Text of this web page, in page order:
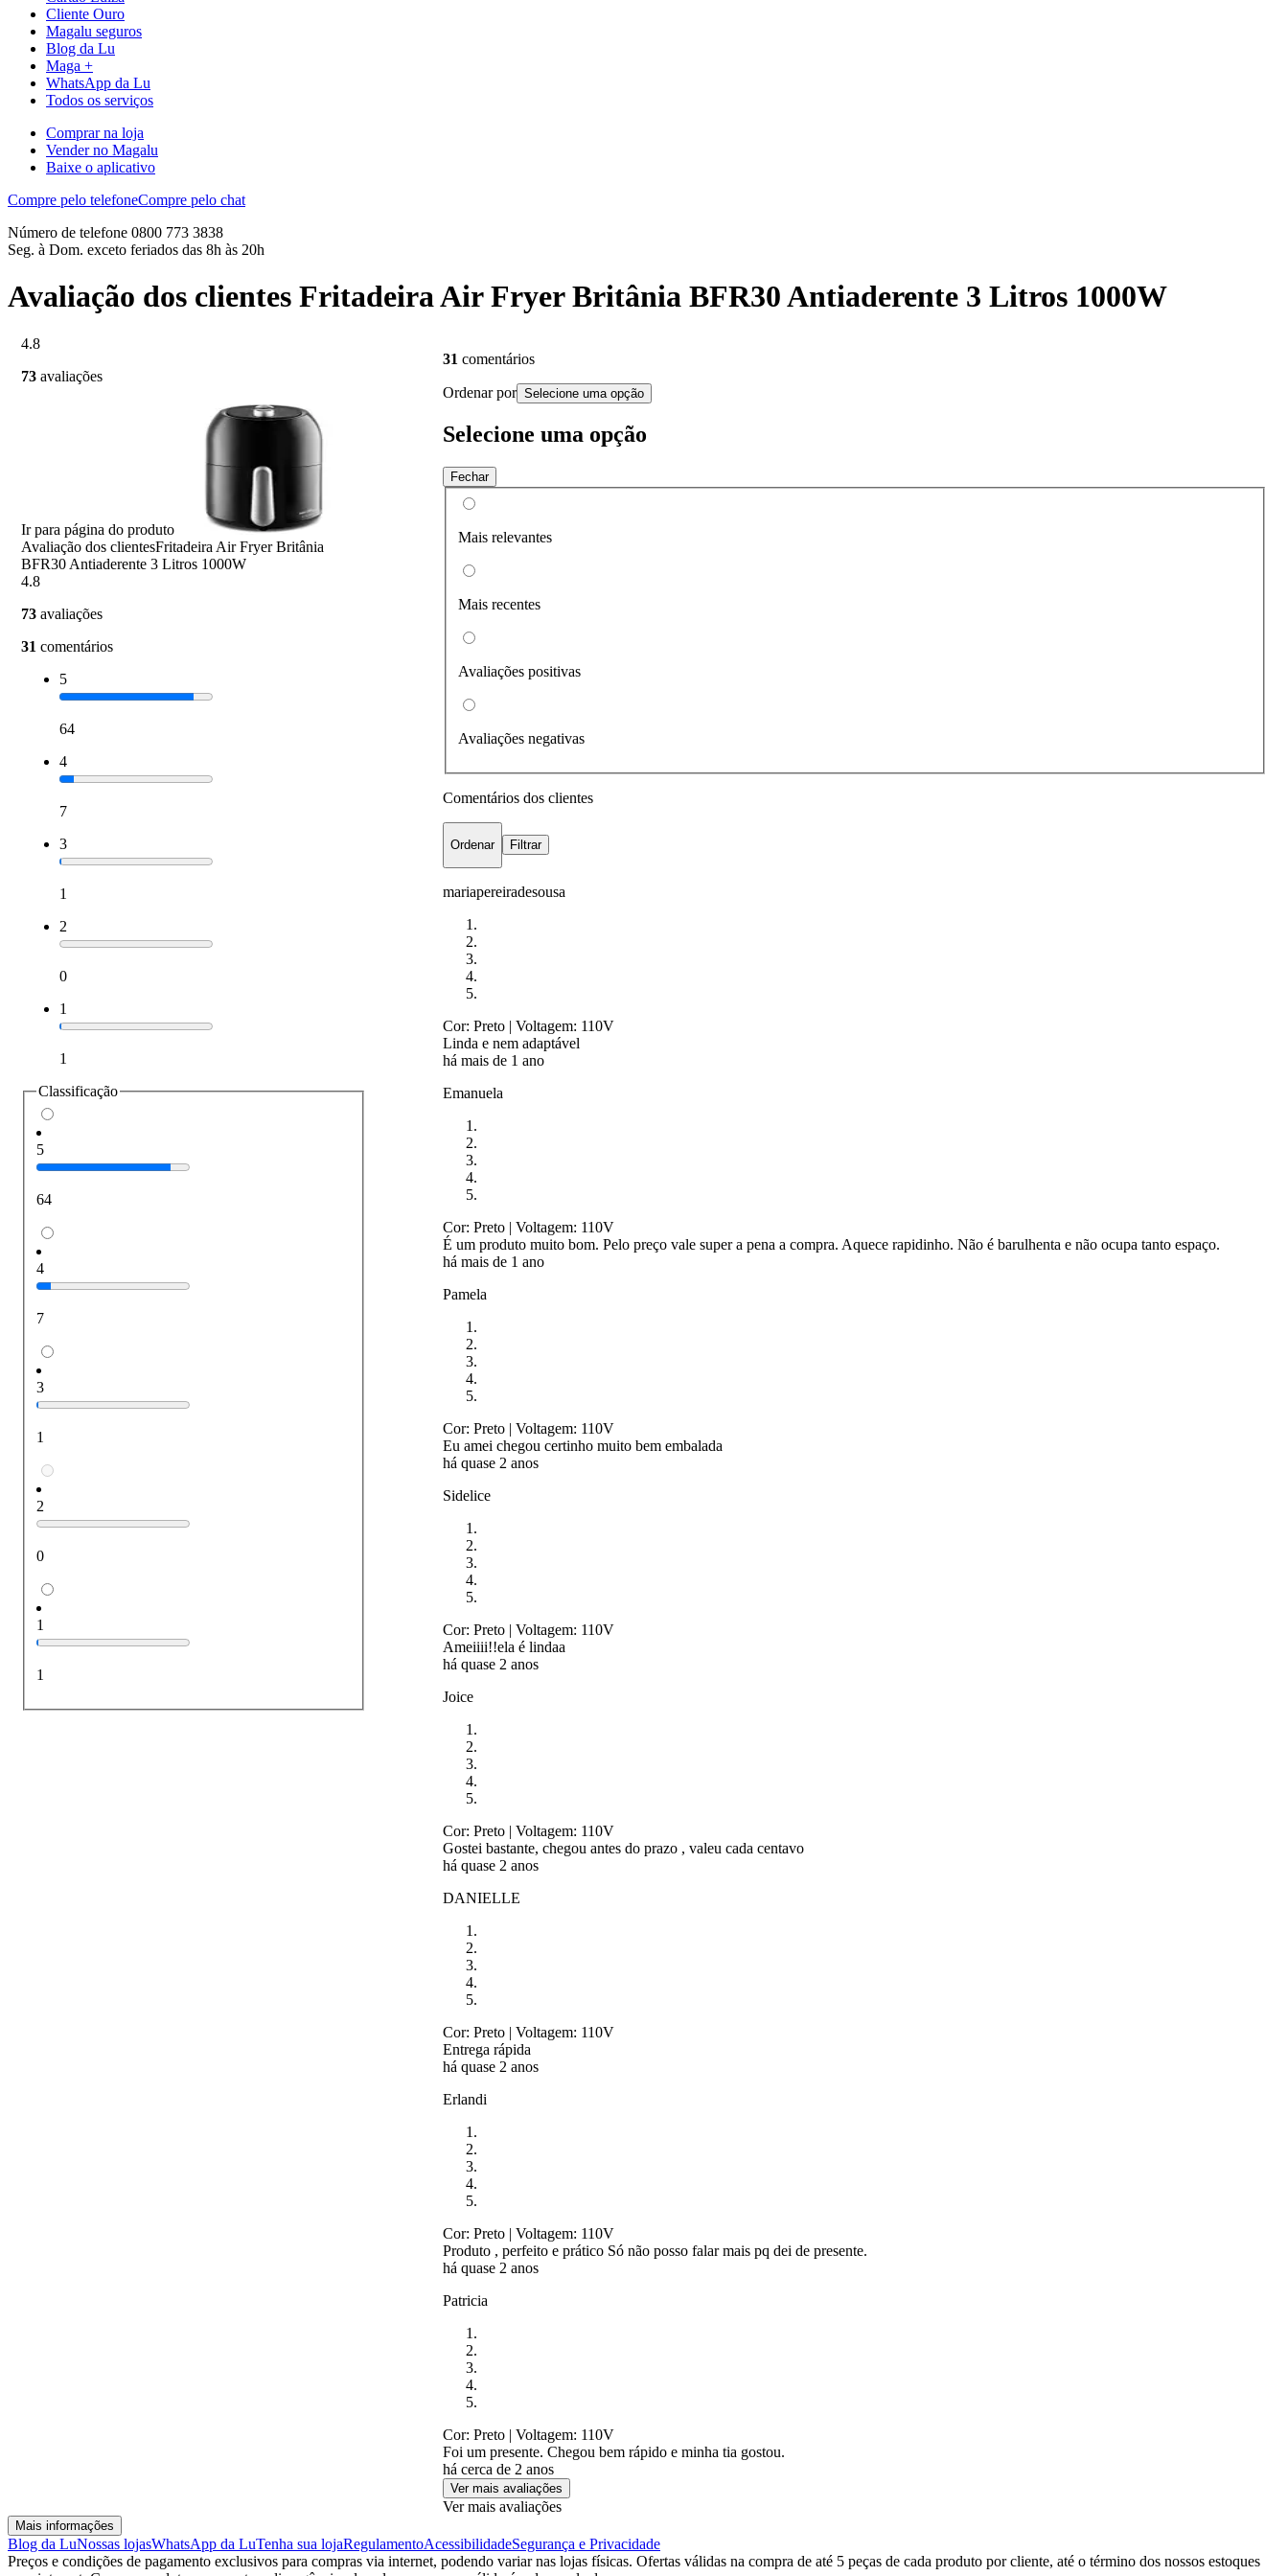
Cliente Ouro
Magalu seguros
Blog da Lu
Maga +
WhatsApp da Lu
Todos os serviços
Comprar na loja
Vender no Magalu
Baixe o aplicativo
Compre pelo telefoneCompre pelo chat
Número de telefone 0800 773 3838
Seg. à Dom. exceto feriados das 8h às 20h
Avaliação dos clientes Fritadeira Air Fryer Britânia BFR30 Antiaderente 3 Litros 1000W
4.8
73 avaliações
Ir para página do produto
Avaliação dos clientesFritadeira Air Fryer Britânia
BFR30 Antiaderente 3 Litros 1000W
4.8
73 avaliações
31 comentários
5
64
4
7
3
1
2
0
1
1
Classificação
5
64
4
7
3
1
2
0
1
1
31 comentários
Ordenar por Selecione uma opção
Selecione uma opção
Fechar
Mais relevantes
Mais recentes
Avaliações positivas
Avaliações negativas
Comentários dos clientes
Ordenar Filtrar
mariapereiradesousa
Cor: Preto | Voltagem: 110V
Linda e nem adaptável
há mais de 1 ano
Emanuela
Cor: Preto | Voltagem: 110V
É um produto muito bom. Pelo preço vale super a pena a compra. Aquece rapidinho. Não é barulhenta e não ocupa tanto espaço.
há mais de 1 ano
Pamela
Cor: Preto | Voltagem: 110V
Eu amei chegou certinho muito bem embalada
há quase 2 anos
Sidelice
Cor: Preto | Voltagem: 110V
Ameiiii!!ela é lindaa
há quase 2 anos
Joice
Cor: Preto | Voltagem: 110V
Gostei bastante, chegou antes do prazo , valeu cada centavo
há quase 2 anos
DANIELLE
Cor: Preto | Voltagem: 110V
Entrega rápida
há quase 2 anos
Erlandi
Cor: Preto | Voltagem: 110V
Produto , perfeito e prático Só não posso falar mais pq dei de presente.
há quase 2 anos
Patricia
Cor: Preto | Voltagem: 110V
Foi um presente. Chegou bem rápido e minha tia gostou.
há cerca de 2 anos
Ver mais avaliações
Ver mais avaliações
Mais informações
Blog da LuNossas lojasWhatsApp da LuTenha sua lojaRegulamentoAcessibilidadeSegurança e Privacidade
Preços e condições de pagamento exclusivos para compras via internet, podendo variar nas lojas físicas. Ofertas válidas na compra de até 5 peças de cada produto por cliente, até o término dos nossos estoques